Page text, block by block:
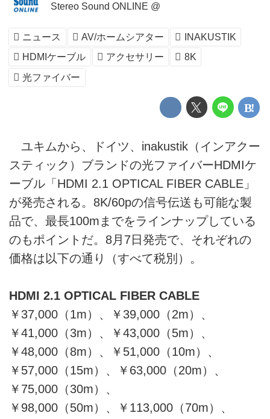
Stereo Sound ONLINE @
ニュース AV/ホームシアター
INAKUSTIK
HDMIケーブル
アクセサリー
8K
光ファイバー
ユキムから、ドイツ、inakustik（インアクー
スティック）ブランドの光ファイバーHDMIケ
ーブル「HDMI 2.1 OPTICAL FIBER CABLE」
が発売される。8K/60pの信号伝送も可能な製
品で、最長100mまでをラインナップしている
のもポイントだ。8月7日発売で、それぞれの
価格は以下の通り（すべて税別）。
HDMI 2.1 OPTICAL FIBER CABLE
￥37,000（1m）、￥39,000（2m）、
￥41,000（3m）、￥43,000（5m）、
￥48,000（8m）、￥51,000（10m）、
￥57,000（15m）、￥63,000（20m）、
￥75,000（30m）、
￥98,000（50m）、￥113,000（70m）、